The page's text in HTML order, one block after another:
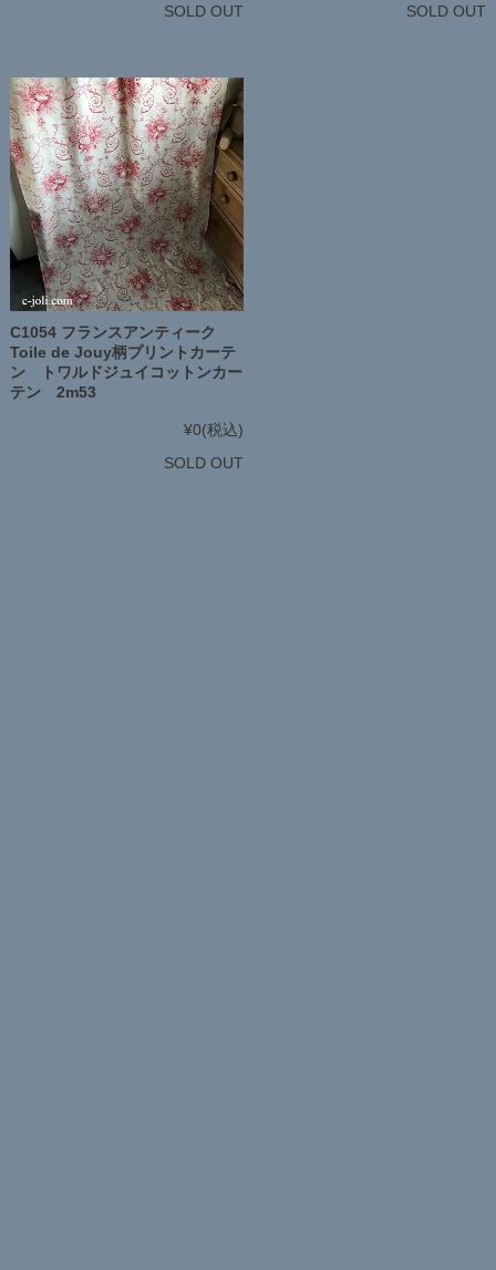
SOLD OUT
SOLD OUT
C1054 フランスアンティーク
Toile de Jouy柄プリントカーテ
ン トワルドジュイコットンカー
テン 2m53
¥0(税込)
SOLD OUT